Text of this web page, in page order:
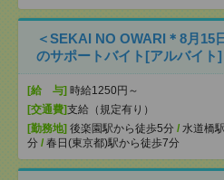
＜SEKAI NO OWARI＊8月15
のサポートバイト[アルバイト]
[給 与] 時給1250円～
[交通費]支給（規定有り）
[勤務地] 後楽園駅から徒歩5分 / 水道橋
分 / 春日(東京都)駅から徒歩7分